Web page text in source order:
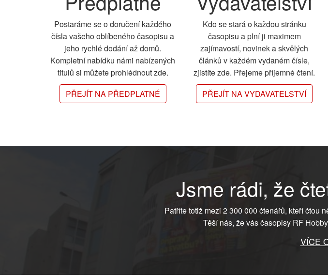
Postaráme se o doručení každého
čísla vašeho oblíbeného časopisu a
jeho rychlé dodání až domů.
Kompletní nabídku námi nabízených
titulů si můžete prohlédnout zde.
PŘEJÍT NA PŘEDPLATNÉ
Kdo se stará o každou stránku
časopisu a plní ji maximem
zajímavostí, novinek a skvělých
článků v každém vydaném čísle,
zjistíte zde. Přejeme příjemné čtení.
PŘEJÍT NA VYDAVATELSTVÍ
Jsme rádi, že
Patříte totiž mezi 2 300 000 čtenářů, kteří čtou
Těší nás, že vás časopisy RF
VÍCE